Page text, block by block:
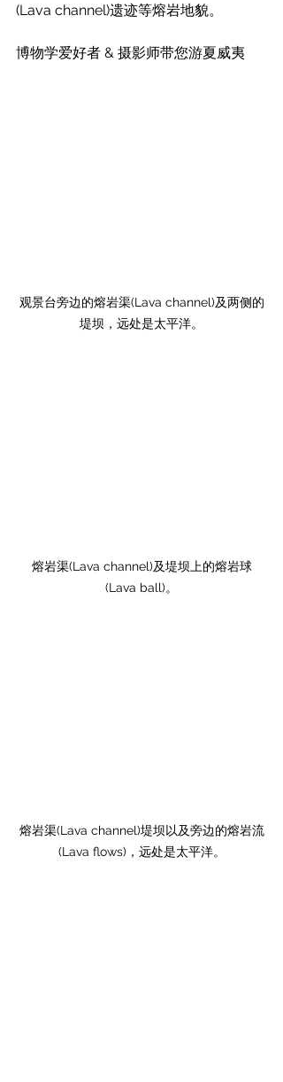
(Lava channel)遗迹等熔岩地貌。
博物学爱好者 & 摄影师带您游夏威夷
观景台旁边的熔岩渠(Lava channel)及两侧的
堤坝，远处是太平洋。
熔岩渠(Lava channel)及堤坝上的熔岩球
(Lava ball)。
熔岩渠(Lava channel)堤坝以及旁边的熔岩流
(Lava flows)，远处是太平洋。